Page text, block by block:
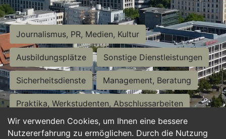
Wir verwenden Cookies, um Ihnen eine bessere
Nutzererfahrung zu ermöglichen. Durch die Nutzung
Journalismus, PR, Medien, Kultur
Ausbildungsplätze Sonstige Dienstleistungen
Sicherheitsdienste Management, Beratung
Praktika, Werkstudenten, Abschlussarbeiten
Personalwesen Assistenz, Sekretariat